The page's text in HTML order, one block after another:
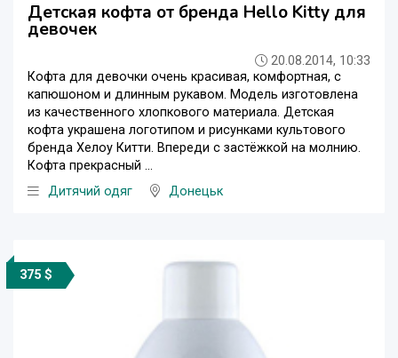
Детская кофта от бренда Hello Kitty для
девочек
20.08.2014, 10:33
Кофта для девочки очень красивая, комфортная, с
капюшоном и длинным рукавом. Модель изготовлена
из качественного хлопкового материала. Детская
кофта украшена логотипом и рисунками культового
бренда Хелоу Китти. Впереди с застёжкой на молнию.
Кофта прекрасный ...
Дитячий одяг
Донецьк
375 $